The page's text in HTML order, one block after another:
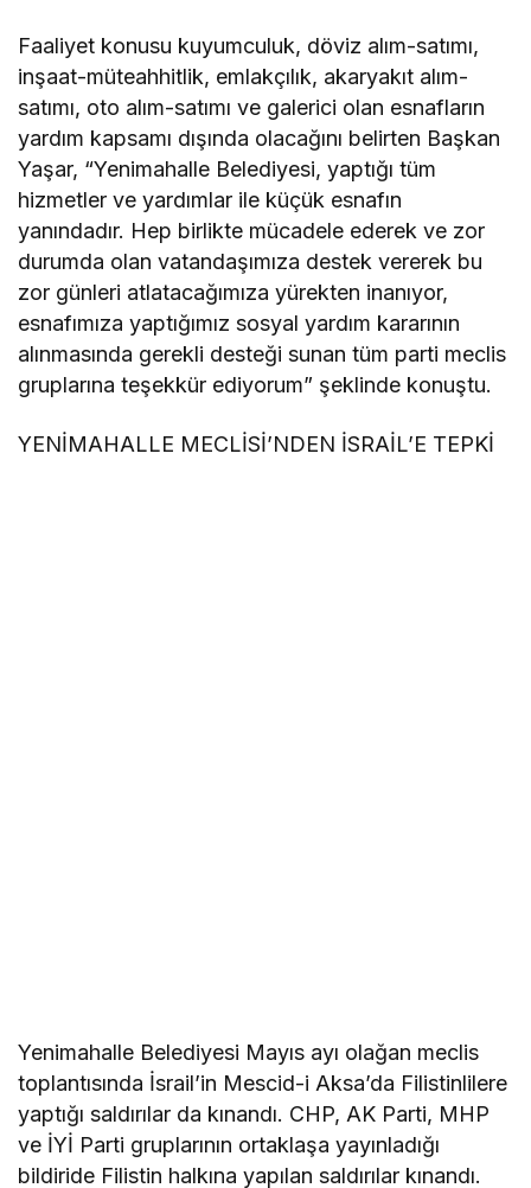
Faaliyet konusu kuyumculuk, döviz alım-satımı,
inşaat-müteahhitlik, emlakçılık, akaryakıt alım-
satımı, oto alım-satımı ve galerici olan esnafların
yardım kapsamı dışında olacağını belirten Başkan
Yaşar, “Yenimahalle Belediyesi, yaptığı tüm
hizmetler ve yardımlar ile küçük esnafın
yanındadır. Hep birlikte mücadele ederek ve zor
durumda olan vatandaşımıza destek vererek bu
zor günleri atlatacağımıza yürekten inanıyor,
esnafımıza yaptığımız sosyal yardım kararının
alınmasında gerekli desteği sunan tüm parti meclis
gruplarına teşekkür ediyorum” şeklinde konuştu.
YENİMAHALLE MECLİSİ’NDEN İSRAİL’E TEPKİ
Yenimahalle Belediyesi Mayıs ayı olağan meclis
toplantısında İsrail’in Mescid-i Aksa’da Filistinlilere
yaptığı saldırılar da kınandı. CHP, AK Parti, MHP
ve İYİ Parti gruplarının ortaklaşa yayınladığı
bildiride Filistin halkına yapılan saldırılar kınandı.